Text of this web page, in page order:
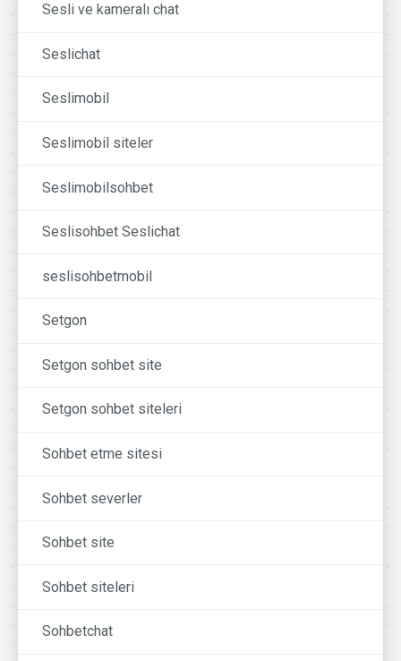
Sesli ve kameralı chat
Seslichat
Seslimobil
Seslimobil siteler
Seslimobilsohbet
Seslisohbet Seslichat
seslisohbetmobil
Setgon
Setgon sohbet site
Setgon sohbet siteleri
Sohbet etme sitesi
Sohbet severler
Sohbet site
Sohbet siteleri
Sohbetchat